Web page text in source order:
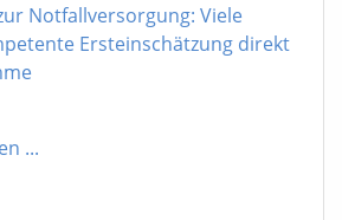
Notfallversorgung: Viele
Ersteinschätzung direkt
...